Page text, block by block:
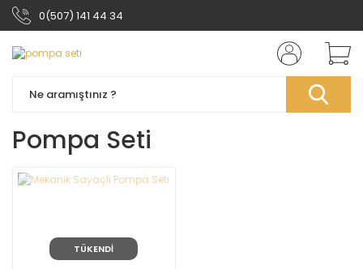
0(507) 141 44 34
Pompa Seti
TÜKENDİ